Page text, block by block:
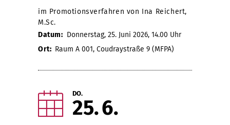
im Promotionsverfahren von Ina Reichert,
M.Sc.
Datum: Donnerstag, 25. Juni 2026, 14.00 Uhr
Ort: Raum A 001, Coudraystraße 9 (MFPA)
DO.
25 6